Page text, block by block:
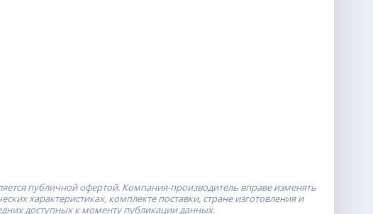
публичной офертой. Компания-производитель вправе изменять
характеристиках, комплекте поставки, стране изготовления и
доступных к моменту публикации данных.